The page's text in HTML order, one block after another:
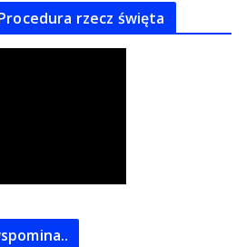
rzecz święta